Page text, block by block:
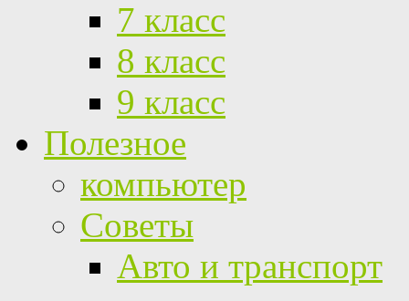
7 класс
8 класс
9 класс
Полезное
компьютер
Советы
Авто и транспорт